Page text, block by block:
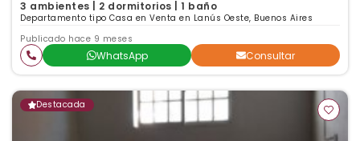
3 ambientes | 2 dormitorios | 1 baño
Departamento tipo Casa en Venta en Lanús Oeste, Buenos Aires
Publicado hace 9 meses
WhatsApp Consultar
Destacada